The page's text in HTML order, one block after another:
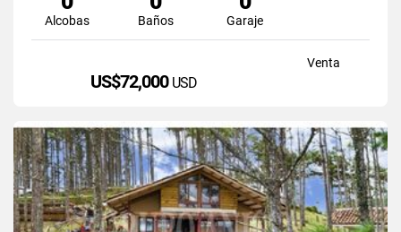
Alcobas Baños Garaje
Venta
US$72,000 USD